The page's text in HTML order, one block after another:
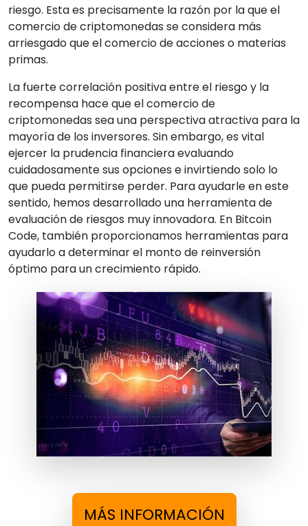
riesgo. Esta es precisamente la razón por la que el
comercio de criptomonedas se considera más
arriesgado que el comercio de acciones o materias
primas.
La fuerte correlación positiva entre el riesgo y la
recompensa hace que el comercio de
criptomonedas sea una perspectiva atractiva para la
mayoría de los inversores. Sin embargo, es vital
ejercer la prudencia financiera evaluando
cuidadosamente sus opciones e invirtiendo solo lo
que pueda permitirse perder. Para ayudarle en este
sentido, hemos desarrollado una herramienta de
evaluación de riesgos muy innovadora. En Bitcoin
Code, también proporcionamos herramientas para
ayudarlo a determinar el monto de reinversión
óptimo para un crecimiento rápido.
MÁS INFORMACIÓN